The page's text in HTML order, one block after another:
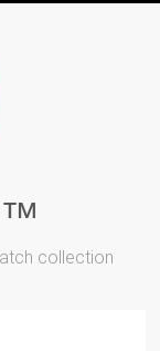
collection